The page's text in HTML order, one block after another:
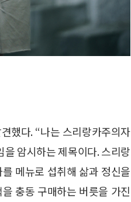
했다. “나는 스리랑카주의자
암시하는 제목이다. 스리랑
메뉴로 섭취해 삶과 정신을
충동 구매하는 버릇을 가진